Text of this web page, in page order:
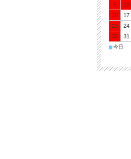
9
10
16
17
23
24
30
31
■今日